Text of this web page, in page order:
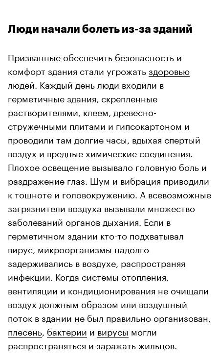
Люди начали болеть из-за зданий
Призванные обеспечить безопасность и
комфорт здания стали угрожатьздоровью
людей. Каждый день люди входили в
герметичные здания, скрепленные
растворителями, клеем, древесно-
стружечными плитами и гипсокартоном и
проводили там долгие часы, вдыхая спертый
воздух и вредные химические соединения.
Плохое освещение вызывало головную боль и
раздражение глаз. Шум и вибрация приводили
к тошноте и головокружению. А всевозможные
загрязнители воздуха вызывали множество
заболеваний органов дыхания. Если в
герметичном здании кто-то подхватывал
вирус, микроорганизмы надолго
задерживались в воздухе, распространяя
инфекции. Когда системы отопления,
вентиляции и кондиционирования не очищали
воздух должным образом или воздушный
поток в здании не был правильно организован,
плесень бактерии и вирусы могли
распространяться и заражать жильцов.